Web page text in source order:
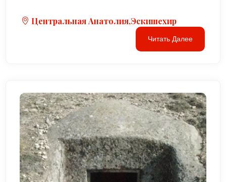
Центральная Анатолия,Эскишехир
Читать Далее